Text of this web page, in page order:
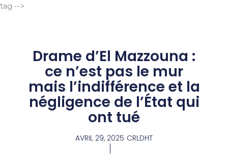
tag -->
Drame d’El Mazzouna :
ce n’est pas le mur
mais l’indifférence et la
négligence de l’État qui
ont tué
AVRIL 29, 2025 CRLDHT